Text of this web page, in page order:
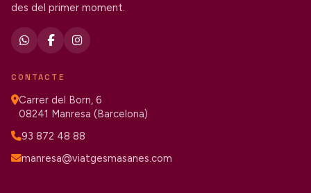
des del primer moment.
CONTACTE
Carrer del Born, 6
08241 Manresa (Barcelona)
93 872 48 88
manresa@viatgesmasanes.com